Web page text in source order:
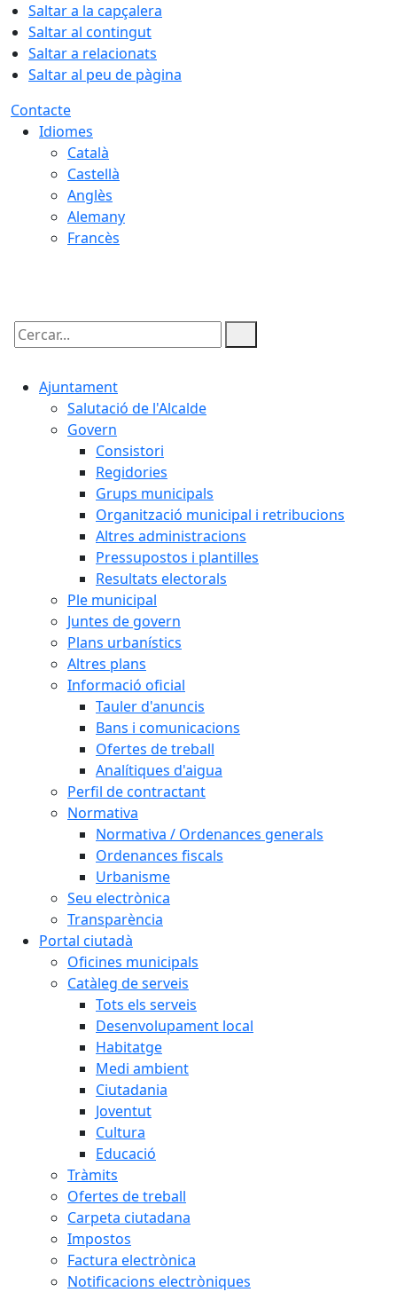
Saltar a la capçalera
Saltar al contingut
Saltar a relacionats
Saltar al peu de pàgina
Contacte
Idiomes
Català
Castellà
Anglès
Alemany
Francès
Cercar:
Ajuntament
Salutació de l'Alcalde
Govern
Consistori
Regidories
Grups municipals
Organització municipal i retribucions
Altres administracions
Pressupostos i plantilles
Resultats electorals
Ple municipal
Juntes de govern
Plans urbanístics
Altres plans
Informació oficial
Tauler d'anuncis
Bans i comunicacions
Ofertes de treball
Analítiques d'aigua
Perfil de contractant
Normativa
Normativa / Ordenances generals
Ordenances fiscals
Urbanisme
Seu electrònica
Transparència
Portal ciutadà
Oficines municipals
Catàleg de serveis
Tots els serveis
Desenvolupament local
Habitatge
Medi ambient
Ciutadania
Joventut
Cultura
Educació
Tràmits
Ofertes de treball
Carpeta ciutadana
Impostos
Factura electrònica
Notificacions electròniques